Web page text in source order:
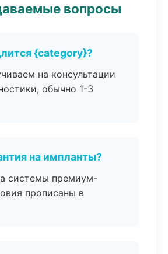
вопросы
{category}?
на консультации
обычно 1-3
на импланты?
системы премиум-
прописаны в